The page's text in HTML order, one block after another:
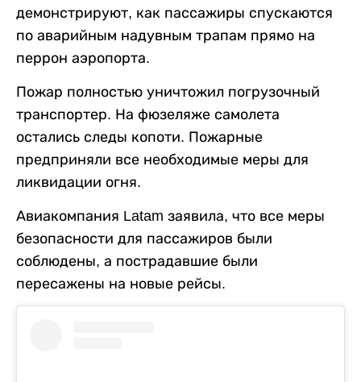
демонстрируют, как пассажиры спускаются
по аварийным надувным трапам прямо на
перрон аэропорта.
Пожар полностью уничтожил погрузочный
транспортер. На фюзеляже самолета
остались следы копоти. Пожарные
предприняли все необходимые меры для
ликвидации огня.
Авиакомпания Latam заявила, что все меры
безопасности для пассажиров были
соблюдены, а пострадавшие были
пересажены на новые рейсы.